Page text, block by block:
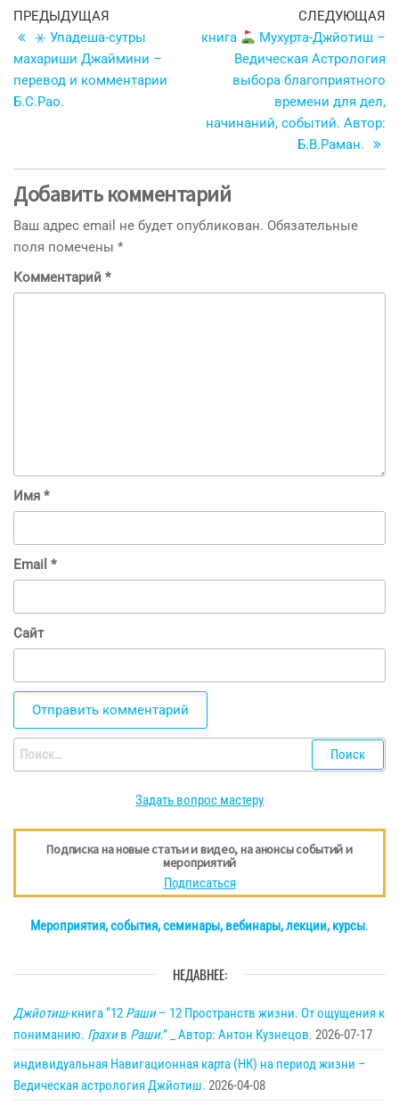
Навигация
по
записям
Предыдущая
запись
ПРЕДЫДУЩАЯ
⚹ Упадеша-сутры
махариши Джаймини –
перевод и комментарии
Б.С.Рао.
СЛЕДУЮЩАЯ
книга
Мухурта-Джйотиш –
Ведическая Астрология
выбора благоприятного
времени для дел,
начинаний, событий. Автор:
Б.В.Раман.
Добавить комментарий
Ваш адрес email не будет опубликован. Обязательные
поля помечены *
Комментарий *
Имя *
Email *
Сайт
Найти:
Задать вопрос мастеру
Подписка на новые статьи и видео, на анонсы событий и
мероприятий
Подписаться
Мероприятия, события, семинары, вебинары, лекции, курсы.
НЕДАВНЕЕ:
Джйотиш-книга “12 Раши– 12 Пространств жизни. От ощущения к
пониманию. Грахив Раши.” _ Автор: Антон Кузнецов. 2026-07-17
индивидуальная Навигационная карта (НК) на период жизни –
Ведическая астрология Джйотиш. 2026-04-08